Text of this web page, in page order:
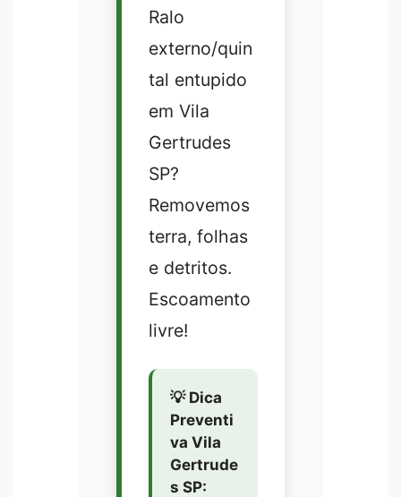
Ralo
externo/quin
tal entupido
em Vila
Gertrudes
SP?
Removemos
terra, folhas
e detritos.
Escoamento
livre!
💡 Dica
Preventi
va Vila
Gertrude
s SP: